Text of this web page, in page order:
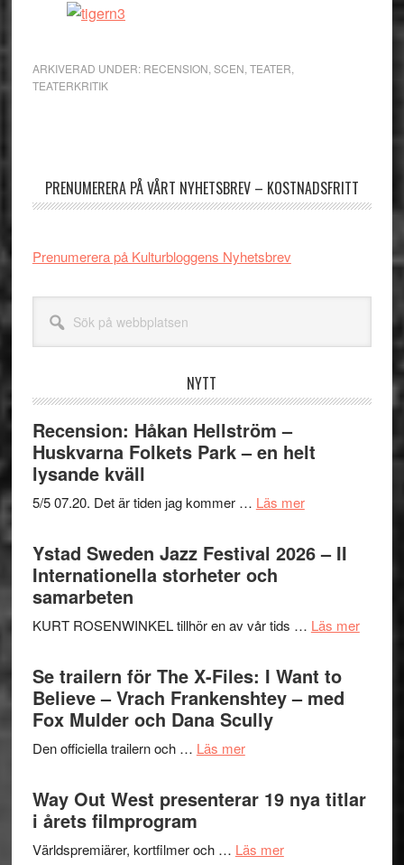
ARKIVERAD UNDER: RECENSION SCEN TEATER
TEATERKRITIK
PRENUMERERA PÅ VÅRT NYHETSBREV – KOSTNADSFRITT
Prenumerera på Kulturbloggens Nyhetsbrev
webbplatsen
NYTT
Recension: Håkan Hellström –
Huskvarna Folkets Park – en helt
lysande kväll
5/5 07.20. Det är tiden jag kommer … Läs merom
Håkan
Hellström
Folkets
–
en
Ystad Sweden Jazz Festival 2026 – II
Internationella storheter och
samarbeten
KURT ROSENWINKEL tillhör en av vår tids … Läs merom
Se trailern för The X-Files: I Want to
Believe – Vrach Frankenshtey – med
Fox Mulder och Dana Scully
Den officiella trailern och … Läs merom
trailern
för
X-
Way Out West presenterar 19 nya titlar
i årets filmprogram
Världspremiärer, kortfilmer och … Läs merom